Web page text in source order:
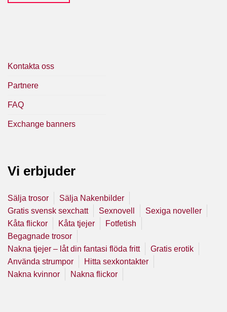
Kontakta oss
Partnere
FAQ
Exchange banners
Vi erbjuder
Sälja trosor
Sälja Nakenbilder
Gratis svensk sexchatt
Sexnovell
Sexiga noveller
Kåta flickor
Kåta tjejer
Fotfetish
Begagnade trosor
Nakna tjejer – låt din fantasi flöda fritt
Gratis erotik
Använda strumpor
Hitta sexkontakter
Nakna kvinnor
Nakna flickor